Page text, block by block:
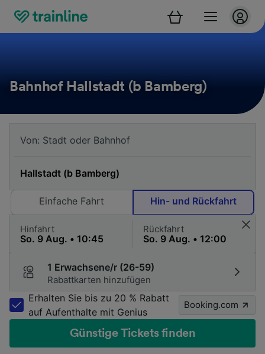
Bahnhof Hallstadt (b Bamberg)
Einfache Fahrt Hin- und Rückfahrt
Hinfahrt Rückfahrt
1 Erwachsene/r (26-59)
Rabattkarten hinzufügen
Erhalten Sie bis zu 20 % Rabatt
auf Aufenthalte mit Genius
Booking.com
Günstige Tickets finden